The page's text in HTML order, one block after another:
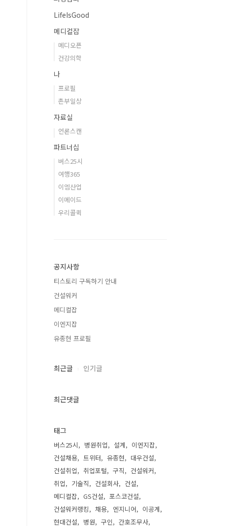
LifeIsGood
메디컬잡
메디오픈
건강의학
나
프로필
촌부일상
자료실
언론스캔
파트너십
버스25시
여행365
이엠산업
이메이드
우리콜퀵
공지사항
티스토리 구독하기 안내
건설워커
메디컬잡
이엔지잡
유종현 프로필
최근글 인기글
최근댓글
태그
버스25시 병원취업 설계
이엔지잡
건설채용
트위터 유종현
대우건설
건설취업
취업포털 구직
건설워커
취업
기술직 건설회사
건설
메디컬잡
GS건설
포스코건설
건설워커랭킹
채용 엔지니어
이공계
현대건설
병원 구인
간호조무사